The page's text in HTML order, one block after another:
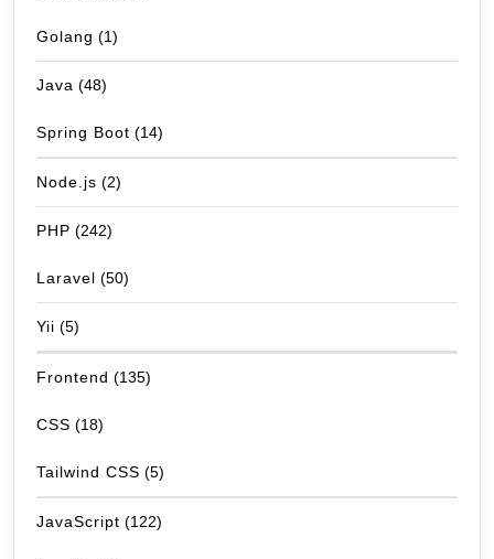
Golang (1)
Java (48)
Spring Boot (14)
Node.js (2)
PHP (242)
Laravel (50)
Yii (5)
Frontend (135)
CSS (18)
Tailwind CSS (5)
JavaScript (122)